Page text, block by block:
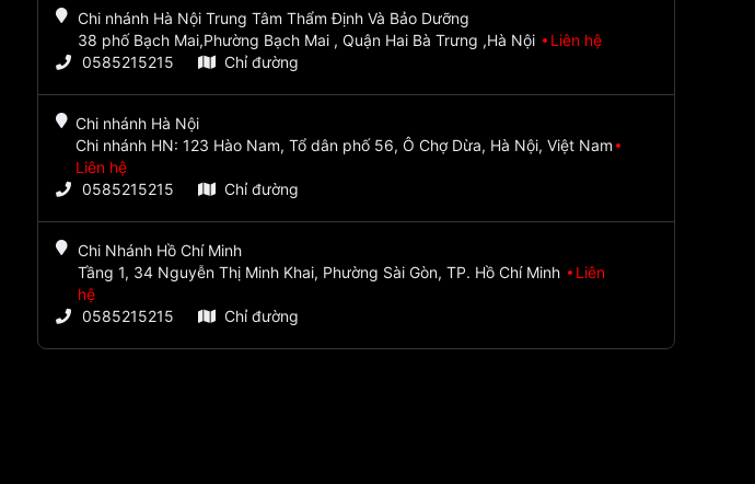
Chi nhánh Hà Nội Trung Tâm Thẩm Định Và Bảo Dưỡng
38 phố Bạch Mai,Phường Bạch Mai , Quận Hai Bà Trưng ,Hà Nội
Liên hệ
0585215215
Chỉ đường
Chi nhánh Hà Nội
Chi nhánh HN: 123 Hào Nam, Tổ dân phố 56, Ô Chợ Dừa, Hà Nội, Việt Nam
Liên hệ
0585215215
Chỉ đường
Chi Nhánh Hồ Chí Minh
Tầng 1, 34 Nguyễn Thị Minh Khai, Phường Sài Gòn, TP. Hồ Chí Minh
Liên
hệ
0585215215
Chỉ đường